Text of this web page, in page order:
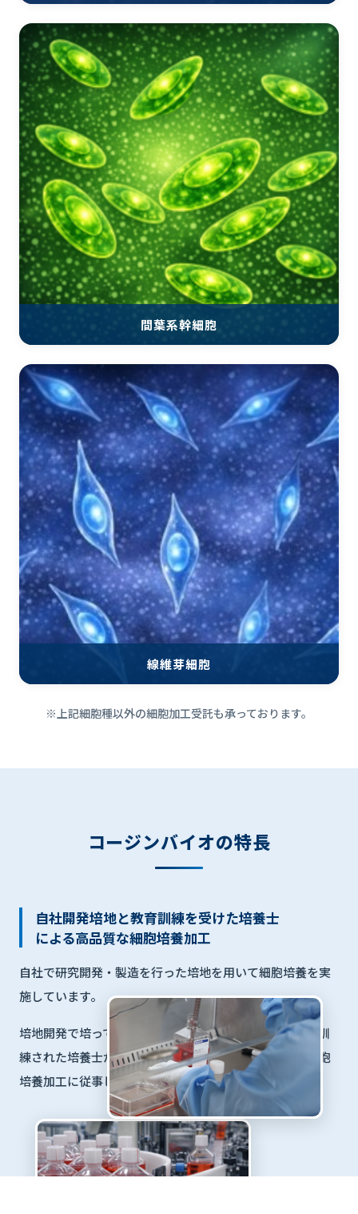
間葉系幹細胞
線維芽細胞
※上記細胞種以外の細胞加工受託も承っております。
コージンバイオの特長
自社開発培地と教育訓練を受けた培養士
による高品質な細胞培養加工
自社で研究開発・製造を行った培地を用いて細胞培養を実
施しています。
培地開発で培ってきたノウハウを基盤に、継続的に教育訓
練された培養士が製造・品質・衛生管理基準に則った細胞
培養加工に従事しています。